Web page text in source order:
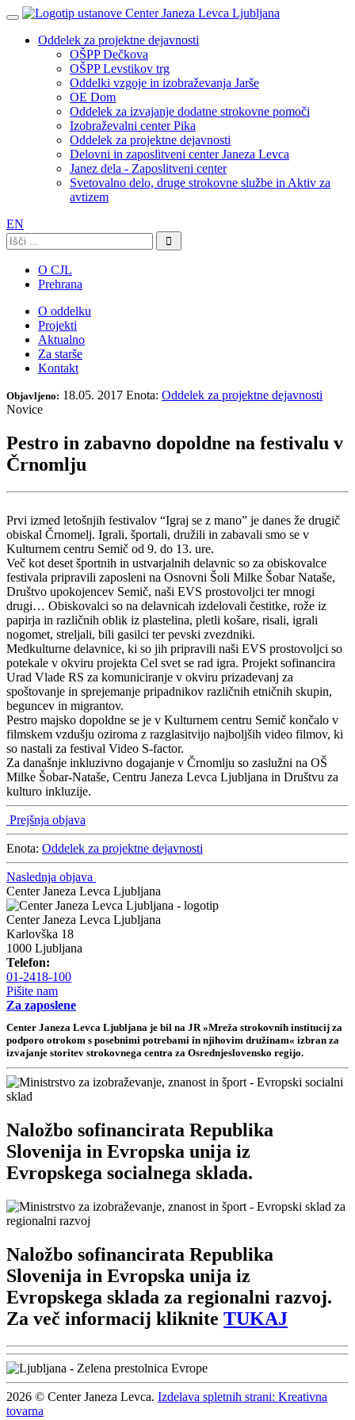
Oddelek za projektne dejavnosti
OŠPP Dečkova
OŠPP Levstikov trg
Oddelki vzgoje in izobraževanja Jarše
OE Dom
Oddelek za izvajanje dodatne strokovne pomoči
Izobraževalni center Pika
Oddelek za projektne dejavnosti
Delovni in zaposlitveni center Janeza Levca
Janez dela - Zaposlitveni center
Svetovalno delo, druge strokovne službe in Aktiv za
avtizem
EN
Išči:
O CJL
Prehrana
O oddelku
Projekti
Aktualno
Za starše
Kontakt
Objavljeno: 18.05. 2017 Enota: Oddelek za projektne dejavnosti
Novice
Pestro in zabavno dopoldne na festivalu v
Črnomlju
Prvi izmed letošnjih festivalov “Igraj se z mano” je danes že drugič
obiskal Črnomelj. Igrali, športali, družili in zabavali smo se v
Kulturnem centru Semič od 9. do 13. ure.
Več kot deset športnih in ustvarjalnih delavnic so za obiskovalce
festivala pripravili zaposleni na Osnovni Šoli Milke Šobar Nataše,
Društvo upokojencev Semič, naši EVS prostovoljci ter mnogi
drugi… Obiskovalci so na delavnicah izdelovali čestitke, rože iz
papirja in različnih oblik iz plastelina, pletli košare, risali, igrali
nogomet, streljali, bili gasilci ter pevski zvezdniki.
Medkulturne delavnice, ki so jih pripravili naši EVS prostovoljci so
potekale v okviru projekta Cel svet se rad igra. Projekt sofinancira
Urad Vlade RS za komuniciranje v okviru prizadevanj za
spoštovanje in sprejemanje pripadnikov različnih etničnih skupin,
beguncev in migrantov.
Pestro majsko dopoldne se je v Kulturnem centru Semič končalo v
filmskem vzdušju oziroma z razglasitvijo najboljših video filmov, ki
so nastali za festival Video S-factor.
Za današnje inkluzivno dogajanje v Črnomlju so zaslužni na OŠ
Milke Šobar-Nataše, Centru Janeza Levca Ljubljana in Društvu za
kulturo inkluzije.
Prejšnja objava
Enota: Oddelek za projektne dejavnosti
Naslednja objava
Center Janeza Levca Ljubljana
Center Janeza Levca Ljubljana
Karlovška 18
1000 Ljubljana
Telefon:
01-2418-100
Pišite nam
Za zaposlene
Center Janeza Levca Ljubljana je bil na JR »Mreža strokovnih institucij za
podporo otrokom s posebnimi potrebami in njihovim družinam« izbran za
izvajanje storitev strokovnega centra za Osrednjeslovensko regijo.
Naložbo sofinancirata Republika
Slovenija in Evropska unija iz
Evropskega socialnega sklada.
Naložbo sofinancirata Republika
Slovenija in Evropska unija iz
Evropskega sklada za regionalni razvoj.
Za več informacij kliknite TUKAJ
2026 © Center Janeza Levca. Izdelava spletnih strani: Kreativna
tovarna